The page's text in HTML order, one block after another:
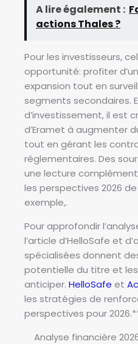
A lire également :
actions Thales ?
Pour les investisseurs,
opportunité: profiter
expansion tout en
segments secondaires.
d’investissement, il est
d’Eramet à augmenter
tout en gérant les
réglementaires. Des
une lecture
les perspectives 2026
exemple,.
Pour approfondir
l’article d’HelloSafe et
spécialisées donnent
potentielle du titre et
anticiper. HelloSafe et
les stratégies de
perspectives pour
Analyse financière